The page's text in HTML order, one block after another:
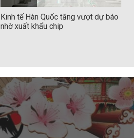
Kinh tế Hàn Quốc tăng vượt dự báo
nhờ xuất khẩu chip